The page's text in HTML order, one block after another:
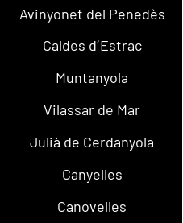
Avinyonet del Penedès
Caldes d´Estrac
Muntanyola
Vilassar de Mar
Julià de Cerdanyola
Canyelles
Canovelles